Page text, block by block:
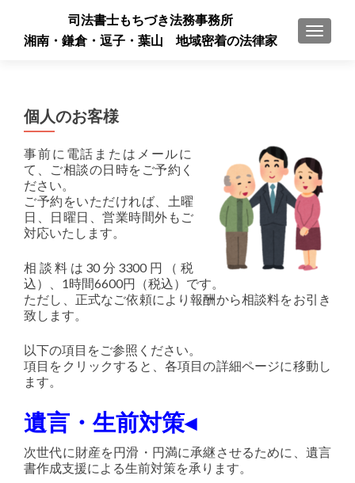
ナビゲ
司法書士もちづき法務事務所
湘南・鎌倉・逗子・葉山 地域密着の法律家
個人のお客様
事前に電話またはメールに
て、ご相談の日時をご予約く
ださい。
ご予約をいただければ、土曜
日、日曜日、営業時間外もご
対応いたします。
相談料は30分3300円（税
込）、1時間6600円（税込）です。
ただし、正式なご依頼により報酬から相談料をお引き
致します。
以下の項目をご参照ください。
項目をクリックすると、各項目の詳細ページに移動し
ます。
遺言・生前対策◂
次世代に財産を円滑・円満に承継させるために、遺言
書作成支援による生前対策を承ります。